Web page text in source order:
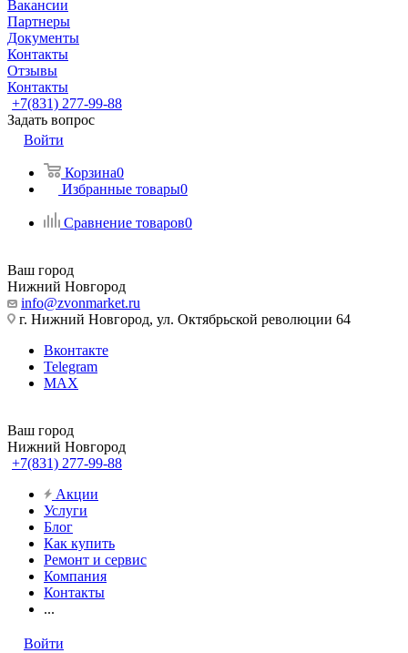
Вакансии
Партнеры
Документы
Контакты
Отзывы
Контакты
+7(831) 277-99-88
Задать вопрос
Войти
Корзина0
Избранные товары0
Сравнение товаров0
Ваш город
Нижний Новгород
info@zvonmarket.ru
г. Нижний Новгород, ул. Октябрьской революции 64
Вконтакте
Telegram
MAX
Ваш город
Нижний Новгород
+7(831) 277-99-88
Акции
Услуги
Блог
Как купить
Ремонт и сервис
Компания
Контакты
...
Войти